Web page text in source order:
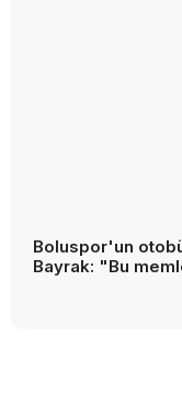
Boluspor'un
Bayrak: "Bu